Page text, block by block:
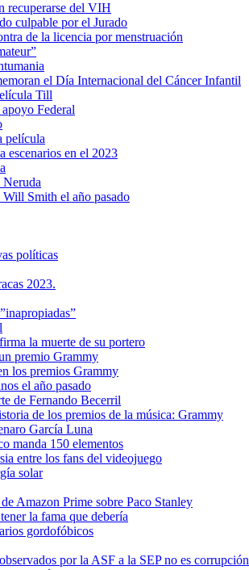
recuperarse del VIH
culpable por el Jurado
de la licencia por menstruación
el Día Internacional del Cáncer Infantil
Till
Federal
película
escenarios en el 2023
Neruda
Will Smith el año pasado
políticas
2023.
la muerte de su portero
premio Grammy
los premios Grammy
el año pasado
de Fernando Becerril
de los premios de la música: Grammy
García Luna
manda 150 elementos
entre los fans del videojuego
solar
Amazon Prime sobre Paco Stanley
la fama que debería
gordofóbicos
por la ASF a la SEP no es corrupción